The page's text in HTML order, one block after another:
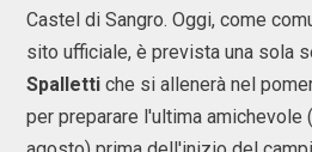
Castel di Sangro. Oggi, come
sito ufficiale, è prevista una sola
Spalletti che si allenerà nel
per preparare l'ultima amichevole